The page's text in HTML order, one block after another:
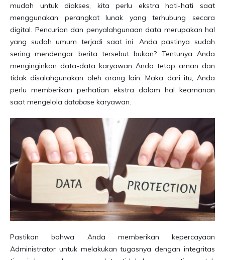
mudah untuk diakses, kita perlu ekstra hati-hati saat
menggunakan perangkat lunak yang terhubung secara
digital. Pencurian dan penyalahgunaan data merupakan hal
yang sudah umum terjadi saat ini. Anda pastinya sudah
sering mendengar berita tersebut bukan? Tentunya Anda
menginginkan data-data karyawan Anda tetap aman dan
tidak disalahgunakan oleh orang lain. Maka dari itu, Anda
perlu memberikan perhatian ekstra dalam hal keamanan
saat mengelola database karyawan.
Pastikan bahwa Anda memberikan kepercayaan
Administrator untuk melakukan tugasnya dengan integritas